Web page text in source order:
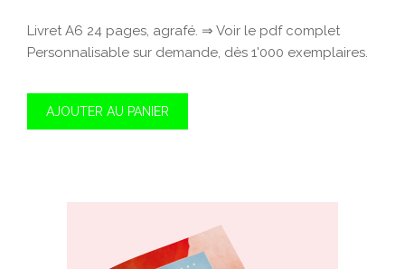
Livret A6 24 pages, agrafé. ⇒ Voir le pdf complet
Personnalisable sur demande, dès 1'000 exemplaires.
AJOUTER AU PANIER